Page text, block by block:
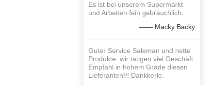
Es ist bei unserem Supermarkt
und Arbeiten fein gebräuchlich.
—— Macky Backy
Guter Service Saleman und nette
Produkte. wir tätigen viel Geschäft.
Empfahl in hohem Grade diesen
Lieferanten!!! Dankkerle.